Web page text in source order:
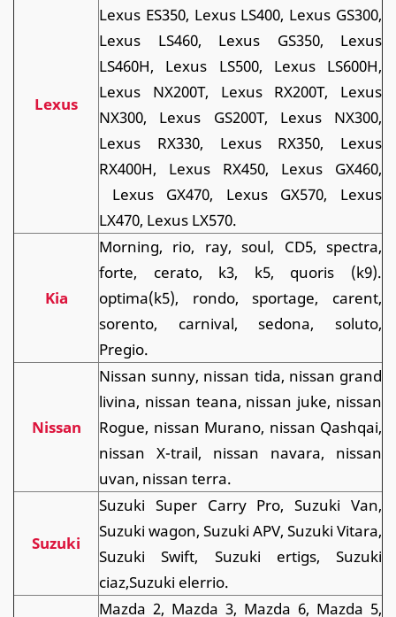
Lexus
Lexus ES350, Lexus LS400, Lexus GS300,
Lexus LS460, Lexus GS350, Lexus
LS460H, Lexus LS500, Lexus LS600H,
Lexus NX200T, Lexus RX200T, Lexus
NX300, Lexus GS200T, Lexus NX300,
Lexus RX330, Lexus RX350, Lexus
RX400H, Lexus RX450, Lexus GX460,
Lexus GX470, Lexus GX570, Lexus
LX470, Lexus LX570.
Kia
Morning, rio, ray, soul, CD5, spectra,
forte, cerato, k3, k5, quoris (k9).
optima(k5), rondo, sportage, carent,
sorento, carnival, sedona, soluto,
Pregio.
Nissan
Nissan sunny, nissan tida, nissan grand
livina, nissan teana, nissan juke, nissan
Rogue, nissan Murano, nissan Qashqai,
nissan X-trail, nissan navara, nissan
uvan, nissan terra.
Suzuki
Suzuki Super Carry Pro, Suzuki Van,
Suzuki wagon, Suzuki APV, Suzuki Vitara,
Suzuki Swift, Suzuki ertigs, Suzuki
ciaz,Suzuki elerrio.
Mazda 2, Mazda 3, Mazda 6, Mazda 5,